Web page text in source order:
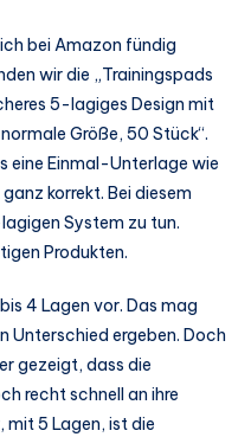
bei Amazon fündig
wir die „Trainingspads
5-lagiges Design mit
Größe, 50 Stück“.
eine Einmal-Unterlage wie
korrekt. Bei diesem
System zu tun.
Produkten.
4 Lagen vor. Das mag
Unterschied ergeben. Doch
gezeigt, dass die
recht schnell an ihre
mit 5 Lagen, ist die